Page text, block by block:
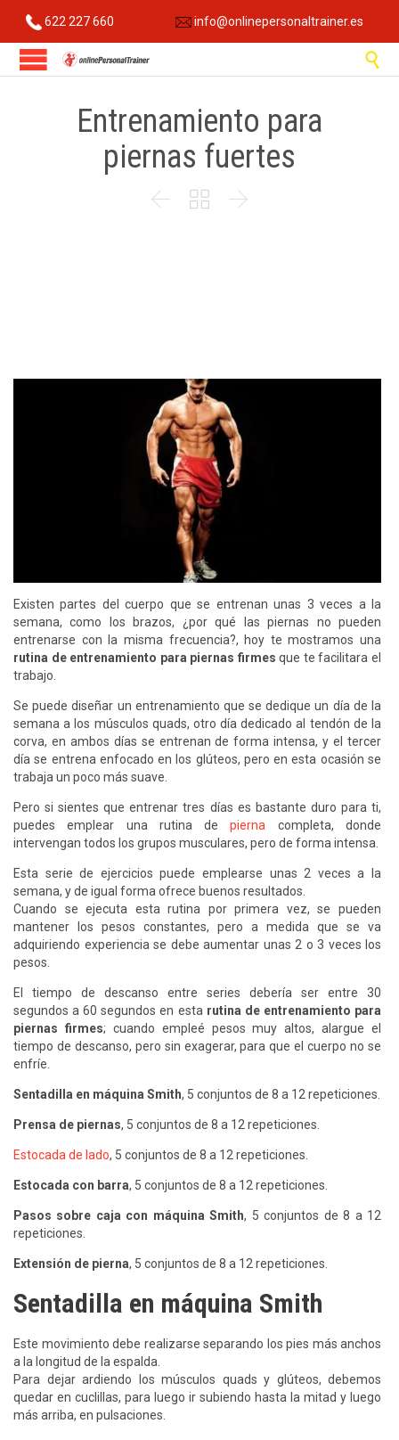
622 227 660 info@onlinepersonaltrainer.es

Entrenamiento para
piernas fuertes
  
Existen partes del cuerpo que se entrenan unas 3 veces a la
semana, como los brazos, ¿por qué las piernas no pueden
entrenarse con la misma frecuencia?, hoy te mostramos una
rutina de entrenamiento para piernas firmes que te facilitara el
trabajo.
Se puede diseñar un entrenamiento que se dedique un día de la
semana a los músculos quads, otro día dedicado al tendón de la
corva, en ambos días se entrenan de forma intensa, y el tercer
día se entrena enfocado en los glúteos, pero en esta ocasión se
trabaja un poco más suave.
Pero si sientes que entrenar tres días es bastante duro para ti,
puedes emplear una rutina depierna completa, donde
intervengan todos los grupos musculares, pero de forma intensa.
Esta serie de ejercicios puede emplearse unas 2 veces a la
semana, y de igual forma ofrece buenos resultados.
Cuando se ejecuta esta rutina por primera vez, se pueden
mantener los pesos constantes, pero a medida que se va
adquiriendo experiencia se debe aumentar unas 2 o 3 veces los
pesos.
El tiempo de descanso entre series debería ser entre 30
segundos a 60 segundos en esta rutina de entrenamiento para
piernas firmes; cuando empleé pesos muy altos, alargue el
tiempo de descanso, pero sin exagerar, para que el cuerpo no se
enfríe.
Sentadilla en máquina Smith, 5 conjuntos de 8 a 12 repeticiones.
Prensa de piernas, 5 conjuntos de 8 a 12 repeticiones.
Estocada de lado, 5 conjuntos de 8 a 12 repeticiones.
Estocada con barra, 5 conjuntos de 8 a 12 repeticiones.
Pasos sobre caja con máquina Smith, 5 conjuntos de 8 a 12
repeticiones.
Extensión de pierna, 5 conjuntos de 8 a 12 repeticiones.
Sentadilla en máquina Smith
Este movimiento debe realizarse separando los pies más anchos
a la longitud de la espalda.
Para dejar ardiendo los músculos quads y glúteos, debemos
quedar en cuclillas, para luego ir subiendo hasta la mitad y luego
más arriba, en pulsaciones.